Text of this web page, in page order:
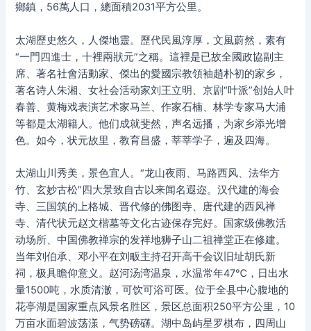
鄉鎮，56萬人口，總面積2031平方公里。
太湖歷史悠久，人傑地靈。歷代民風淳厚，文風蔚然，素有
“一門四進士，十裡兩狀元”之稱。這裡是已故全國政協副主
席、著名社會活動家、傑出的愛國宗教領袖趙朴初的家乡，
著名诗人朱湘、女社会活动家刘王立明、京剧“叶派”创始人叶
春善、黄梅戏表演艺术家马兰、作家石楠、林学专家马大浦
等都是太湖籍人。他们成就斐然，声名远播，为家乡添光增
色。如今，状元故里，教育昌盛，莘莘学子，遍及四海。
太湖山川秀美，景色宜人。“龙山夜雨、马路西风、法华方
竹、玄妙古松”四大景致自古以来闻名遐迩。汉代建的海会
寺、三国筑的上格城、晋代修的佛图寺、唐代建的西风禅
寺、清代状元赵文楷墓等文化古迹保存完好。国家级佛教活
动场所、中国佛教禅宗的发祥地狮子山二祖禅堂正在修建。
当年刘伯承、邓小平在刘畈主持召开高干会议旧址胡氏新
祠，极具瞻仰意义。赵河汤湾温泉，水温常年47℃，日出水
量1500吨，水质清澈，可饮可浴可医。位于全县中心腹地的
花亭湖是国家重点风景名胜区，景区总面积250平方公里，10
万亩水面碧波荡漾，气势磅礴。湖中岛屿星罗棋布，四周山